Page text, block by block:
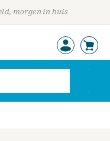
morgen in huis